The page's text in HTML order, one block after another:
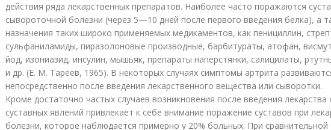
действия ряда лекарственных препаратов. Наиболее часто поражаются
сывороточной болезни (через 5—10 дней после первого введения белка), а
назначения таких широко применяемых медикаментов, как пенициллин,
сульфаниламиды, пиразолоновые производные, барбитураты, атофан,
йод, изониазид, инсулин, мышьяк, препараты наперстянки, салицилаты,
и др. (Е. М. Тареев, 1965). В некоторых случаях симптомы артрита
непосредственно после введения лекарственного вещества или сыворотки.
Кроме достаточно частых случаев возникновения после введения лекарства
суставных явлений привлекает к себе внимание поражение суставов при
болезни, которое наблюдается примерно у 20% больных. При сравнительной